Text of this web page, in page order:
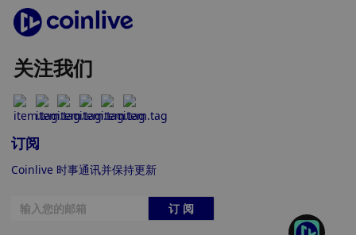
关注我们
订阅
Coinlive 时事通讯并保持更新
订 阅